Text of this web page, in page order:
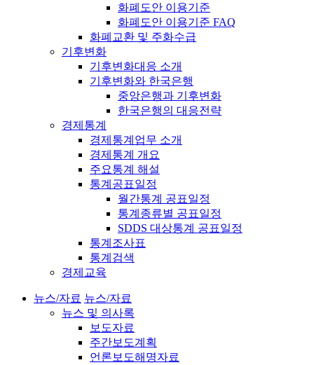
화폐도안 이용기준
화폐도안 이용기준 FAQ
화폐교환 및 주화수급
기후변화
기후변화대응 소개
기후변화와 한국은행
중앙은행과 기후변화
한국은행의 대응전략
경제통계
경제통계업무 소개
경제통계 개요
주요통계 해설
통계공표일정
월간통계 공표일정
통계종류별 공표일정
SDDS 대상통계 공표일정
통계조사표
통계검색
경제교육
뉴스/자료 뉴스/자료
뉴스 및 의사록
보도자료
주간보도계획
언론보도해명자료